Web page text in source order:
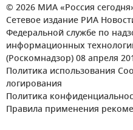
© 2026 МИА «Россия
Сетевое издание РИА
Федеральной службе по
информационных
(Роскомнадзор) 08 апреля
Политика использования
логирования
Политика
Правила применения